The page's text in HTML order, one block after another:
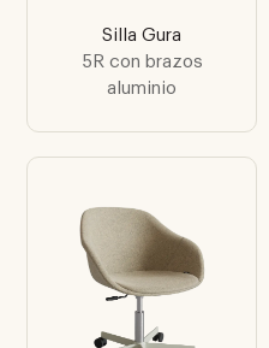
Silla Gura
5R con brazos
aluminio